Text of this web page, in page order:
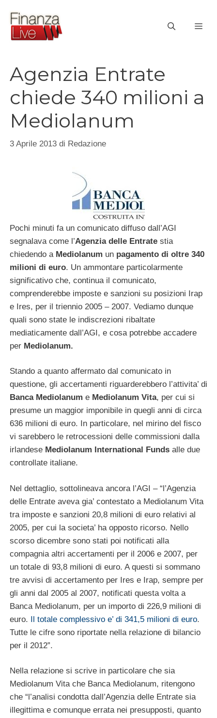
contenuto
Agenzia Entrate
chiede 340 milioni a
Mediolanum
3 Aprile 2013 di Redazione
Pochi minuti fa un comunicato diffuso dall’AGI
segnalava come l’Agenzia delle Entrate stia
chiedendo a Mediolanum un pagamento di oltre 340
milioni di euro. Un ammontare particolarmente
significativo che, continua il comunicato,
comprenderebbe imposte e sanzioni su posizioni Irap
e Ires, per il triennio 2005 – 2007. Vediamo dunque
quali sono state le indiscrezioni ribaltate
mediaticamente dall’AGI, e cosa potrebbe accadere
per Mediolanum.
Stando a quanto affermato dal comunicato in
questione, gli accertamenti riguarderebbero l’attivita’ di
Banca Mediolanum e Mediolanum Vita, per cui si
presume un maggior imponibile in quegli anni di circa
636 milioni di euro. In particolare, nel mirino del fisco
vi sarebbero le retrocessioni delle commissioni dalla
irlandese Mediolanum International Funds alle due
controllate italiane.
Nel dettaglio, sottolineava ancora l’AGI – “l’Agenzia
delle Entrate aveva gia’ contestato a Mediolanum Vita
tra imposte e sanzioni 20,8 milioni di euro relativi al
2005, per cui la societa’ ha opposto ricorso. Nello
scorso dicembre sono stati poi notificati alla
compagnia altri accertamenti per il 2006 e 2007, per
un totale di 93,8 milioni di euro. A questi si sommano
tre avvisi di accertamento per Ires e Irap, sempre per
gli anni dal 2005 al 2007, notificati questa volta a
Banca Mediolanum, per un importo di 226,9 milioni di
euro. Il totale complessivo e’ di 341,5 milioni di euro.
Tutte le cifre sono riportate nella relazione di bilancio
per il 2012”.
Nella relazione si scrive in particolare che sia
Mediolanum Vita che Banca Mediolanum, ritengono
che “l’analisi condotta dall’Agenzia delle Entrate sia
illegittima e comunque errata nei presupposti, quanto